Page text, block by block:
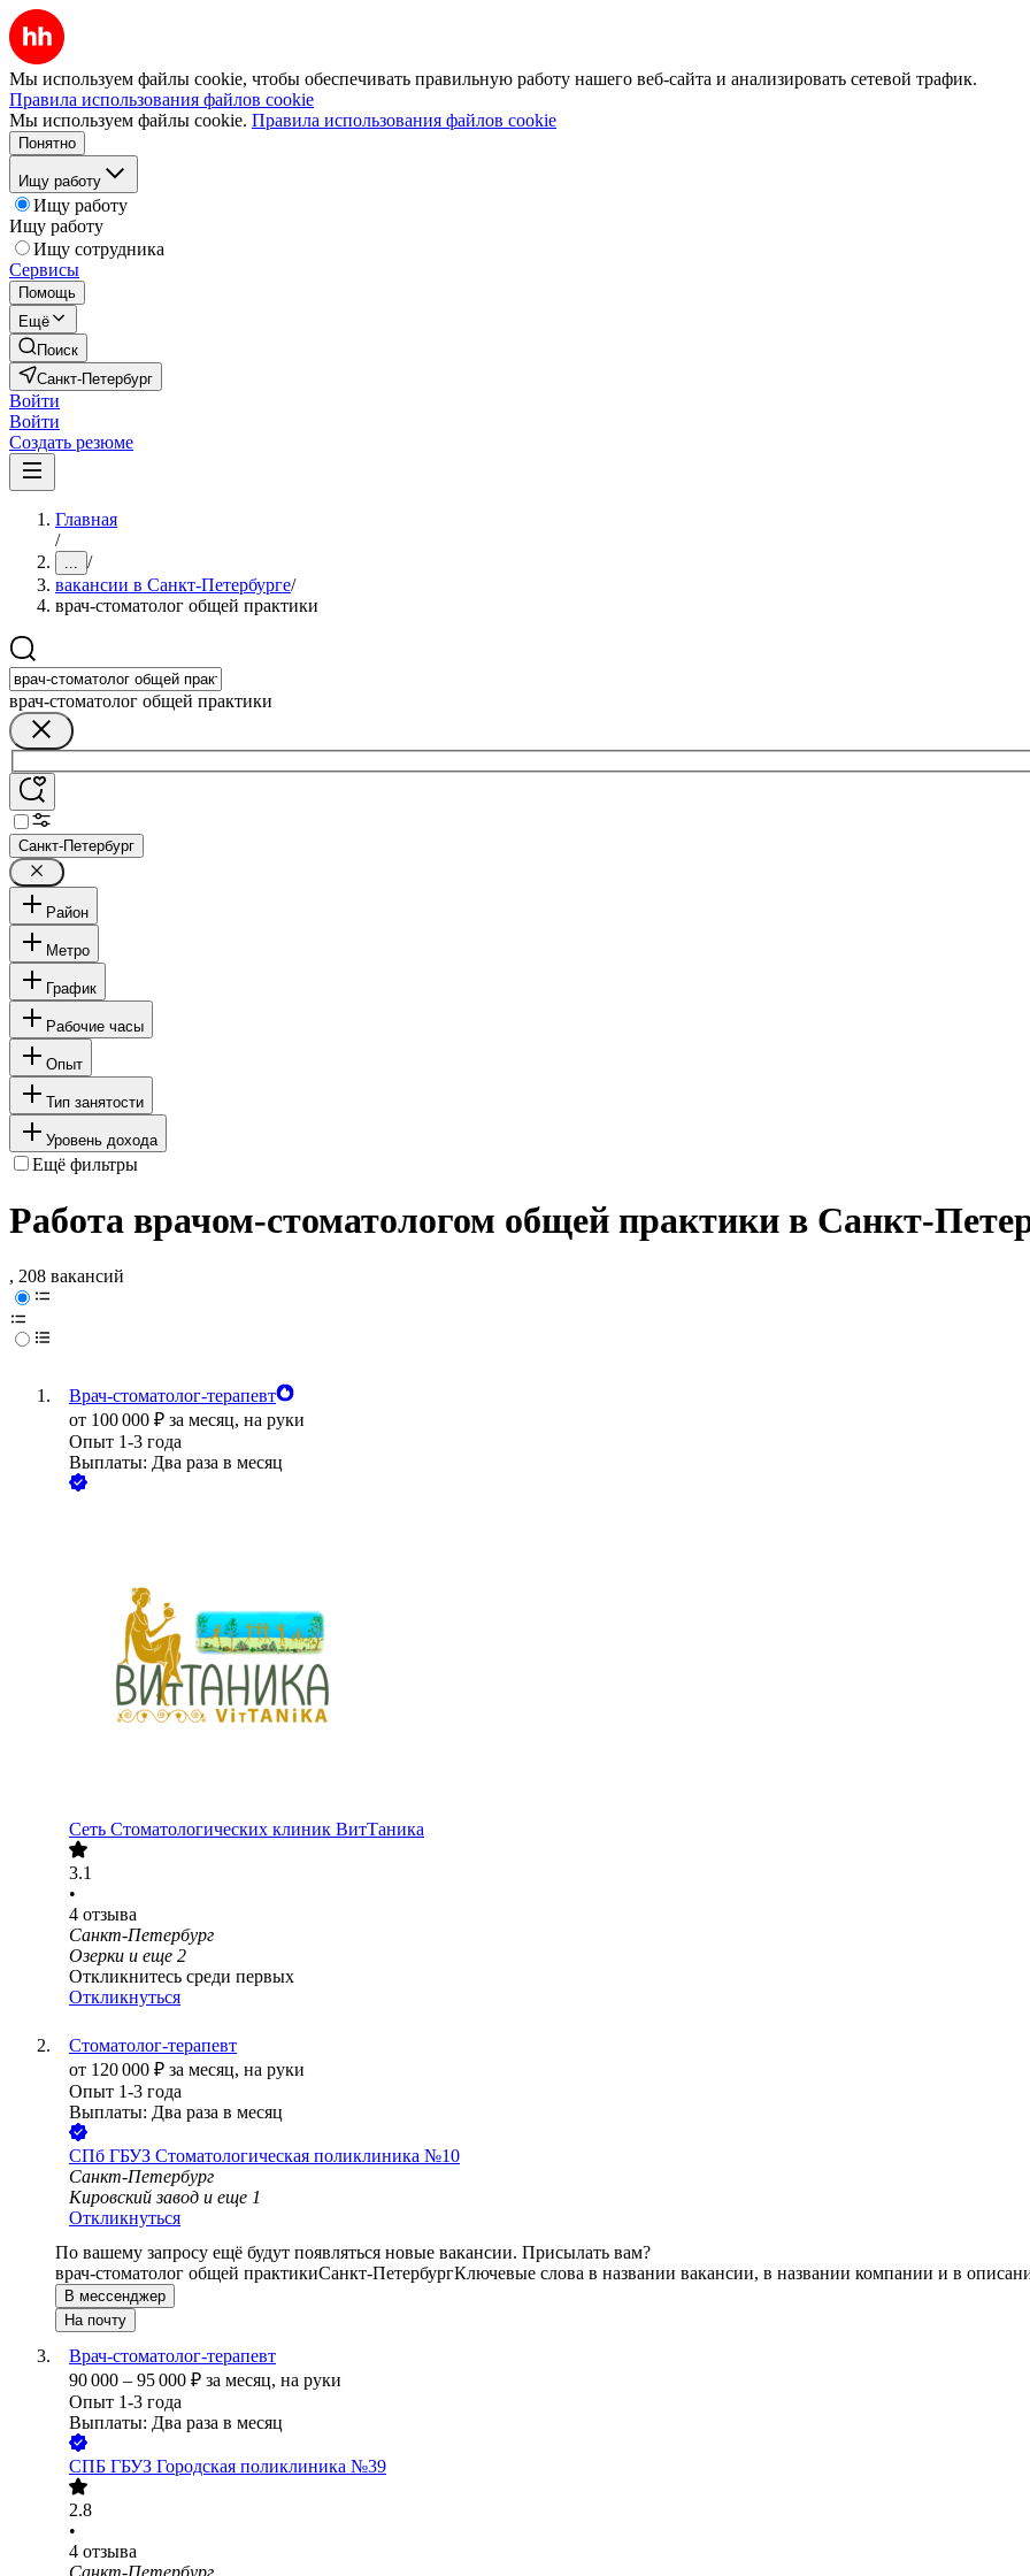
Мы используем файлы cookie, чтобы обеспечивать правильную работу нашего веб-сайта и анализировать сетевой трафик.
Правила использования файлов cookie
Мы используем файлы cookie. Правила использования файлов cookie
Понятно
Ищу работу
Ищу работу
Ищу работу
Ищу сотрудника
Сервисы
Помощь
Ещё
Поиск
Санкт-Петербург
Войти
Войти
Создать резюме
Главная
/
... /
вакансии в Санкт-Петербурге/
врач-стоматолог общей практики
врач-стоматолог общей практики
Санкт-Петербург
Район
Метро
График
Рабочие часы
Опыт
Тип занятости
Уровень дохода
Ещё фильтры
Работа врачом-стоматологом общей практики в Санкт-
, 208 вакансий
Врач-стоматолог-терапевт
от 100 000 ₽ за месяц, на руки
Опыт 1-3 года
Выплаты: Два раза в месяц
Сеть Стоматологических клиник ВитТаника
3.1
•
4 отзыва
Санкт-Петербург
Озерки и еще 2
Откликнитесь среди первых
Откликнуться
Стоматолог-терапевт
от 120 000 ₽ за месяц, на руки
Опыт 1-3 года
Выплаты: Два раза в месяц
СПб ГБУЗ Стоматологическая поликлиника №10
Санкт-Петербург
Кировский завод и еще 1
Откликнуться
По вашему запросу ещё будут появляться новые вакансии. Присылать вам?
врач-стоматолог общей практикиСанкт-ПетербургКлючевые слова в названии вакансии, в названии компании и в
В мессенджер
На почту
Врач-стоматолог-терапевт
90 000 – 95 000 ₽ за месяц, на руки
Опыт 1-3 года
Выплаты: Два раза в месяц
СПБ ГБУЗ Городская поликлиника №39
2.8
•
4 отзыва